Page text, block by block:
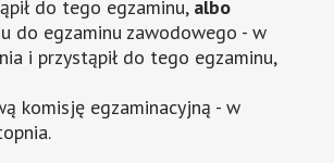
do tego egzaminu, albo
do egzaminu zawodowego - w
i przystąpił do tego egzaminu,
komisję egzaminacyjną - w